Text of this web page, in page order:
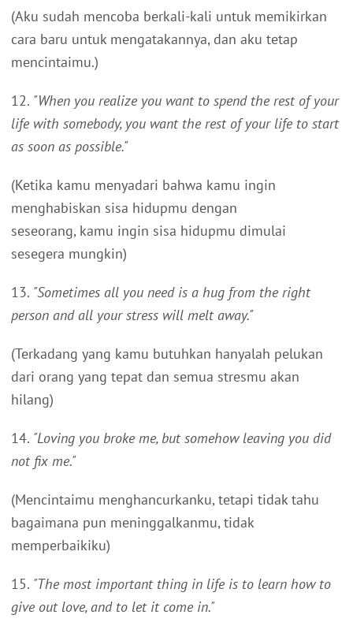
(Aku sudah mencoba berkali-kali untuk memikirkan
cara baru untuk mengatakannya, dan aku tetap
mencintaimu.)
12. "When you realize you want to spend the rest of your
life with somebody, you want the rest of your life to start
as soon as possible."
(Ketika kamu menyadari bahwa kamu ingin
menghabiskan sisa hidupmu dengan
seseorang, kamu ingin sisa hidupmu dimulai
sesegera mungkin)
13. "Sometimes all you need is a hug from the right
person and all your stress will melt away."
(Terkadang yang kamu butuhkan hanyalah pelukan
dari orang yang tepat dan semua stresmu akan
hilang)
14. "Loving you broke me, but somehow leaving you did
not fix me."
(Mencintaimu menghancurkanku, tetapi tidak tahu
bagaimana pun meninggalkanmu, tidak
memperbaikiku)
15. "The most important thing in life is to learn how to
give out love, and to let it come in."